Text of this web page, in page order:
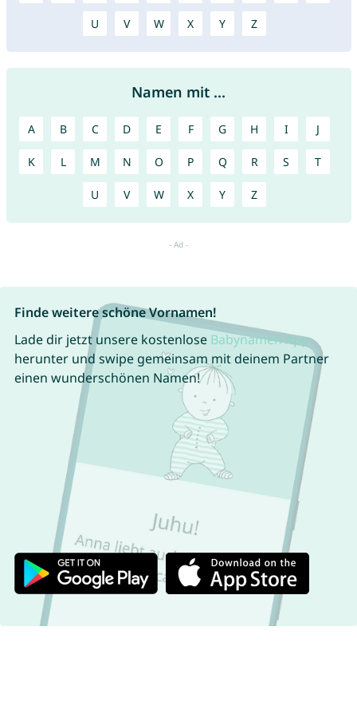
U V W X Y Z
Namen mit ...
A B C D E F G H I J
K L M N O P Q R S T
U V W X Y Z
Finde weitere schöne Vornamen!
Lade dir jetzt unsere kostenlose Babynamen App
herunter und swipe gemeinsam mit deinem Partner
einen wunderschönen Namen!